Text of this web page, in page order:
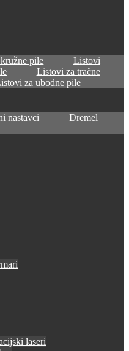
pile
Listovi
Listovi za tračne
za ubodne pile
nastavci
Dremel
laseri